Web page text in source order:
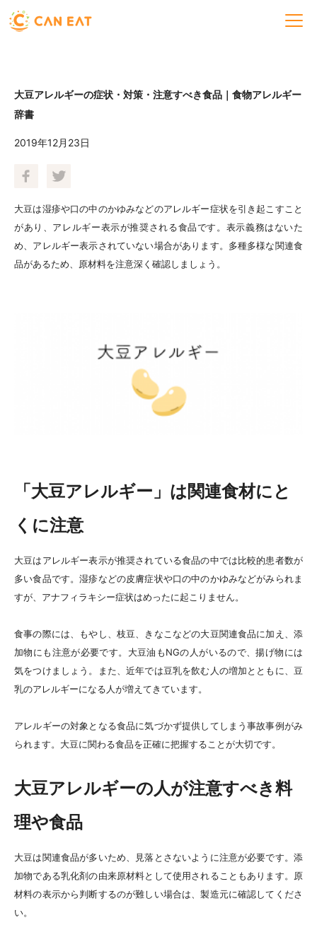
大豆アレルギーの症状・対策・注意すべき食品｜食物アレルギー
辞書
2019年12月23日
大豆は湿疹や口の中のかゆみなどのアレルギー症状を引き起こすこと
があり、 アレルギー表示が推奨される食品です。表示義務はないた
め、アレルギー表示されていない場合があります。多種多様な関連食
品があるため、原材料を注意深く確認しましょう。
「大豆アレルギー」は関連食材にと
くに注意
大豆はアレルギー表示が推奨されている食品の中では比較的患者数が
多い食品です。湿疹などの皮膚症状や口の中のかゆみなどがみられま
すが、アナフィラキシー症状はめったに起こりません。
食事の際には、もやし、枝豆、きなこなどの大豆関連食品に加え、添
加物にも注意が必要です。大豆油もNGの人がいるので、揚げ物には
気をつけましょう。また、近年では豆乳を飲む人の増加とともに、豆
乳のアレルギーになる人が増えてきています。
アレルギーの対象となる食品に気づかず提供してしまう事故事例がみ
られます。大豆に関わる食品を正確に把握することが大切です。
大豆アレルギーの人が注意すべき料
理や食品
大豆は関連食品が多いため、見落とさないように注意が必要です。添
加物である乳化剤の由来原材料として使用されることもあります。原
材料の表示から判断するのが難しい場合は、製造元に確認してくださ
い。